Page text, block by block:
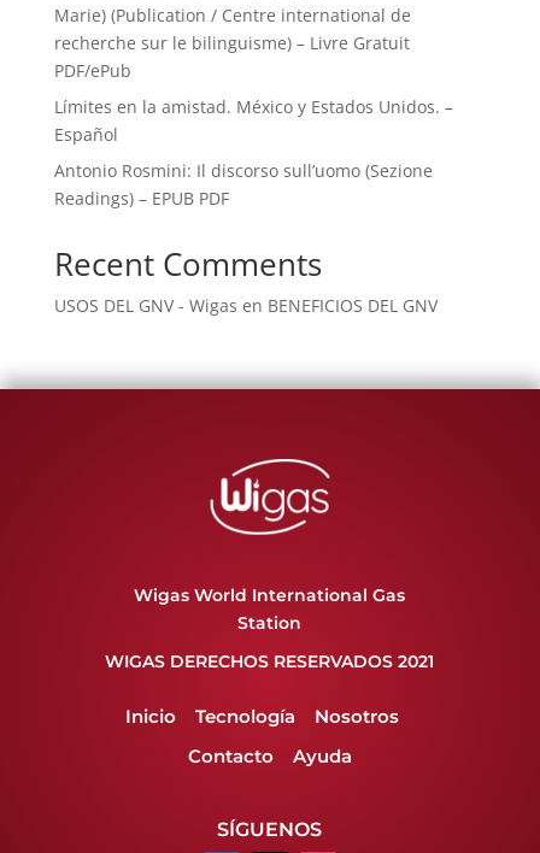
Marie) (Publication / Centre international de
recherche sur le bilinguisme) – Livre Gratuit
PDF/ePub
Límites en la amistad. México y Estados Unidos. –
Español
Antonio Rosmini: Il discorso sull’uomo (Sezione
Readings) – EPUB PDF
Recent Comments
USOS DEL GNV - Wigas en BENEFICIOS DEL GNV
Wigas World International Gas
Station
WIGAS DERECHOS RESERVADOS 2021
Inicio Tecnología
Nosotros
Contacto
Ayuda
SÍGUENOS